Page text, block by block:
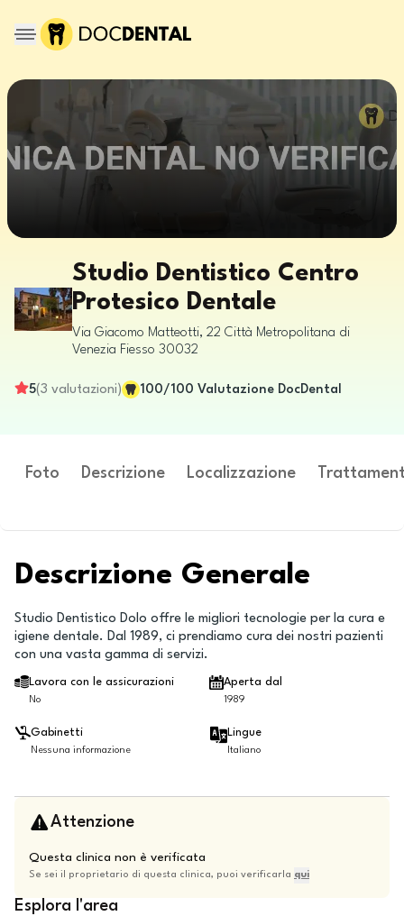
Studio Dentistico Centro
Protesico Dentale
Via Giacomo Matteotti, 22 Città Metropolitana di
Venezia Fiesso 30032
5(3 valutazioni) 100/100 Valutazione DocDental
Foto Descrizione Localizzazione
Descrizione Generale
Studio Dentistico Dolo offre le migliori tecnologie per la cura e
igiene dentale. Dal 1989, ci prendiamo cura dei nostri pazienti
con una vasta gamma di servizi.
Lavora con le assicurazioni
No
Aperta dal
1989
Gabinetti
Nessuna informazione
Lingue
Italiano
Attenzione
Questa clinica non è verificata
Se sei il proprietario di questa clinica, puoi verificarla qui
Esplora l'area